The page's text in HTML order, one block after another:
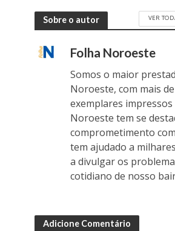
Sobre o autor VER
Folha Noroeste
Somos o maior
Noroeste, com mais
exemplares impressos
Noroeste tem se
comprometimento
tem ajudado a
a divulgar os
cotidiano de nosso
Adicione Comentário